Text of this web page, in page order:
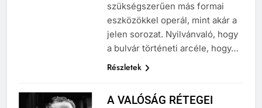
szükségszerűen más formai
eszközökkel operál, mint akár a
jelen sorozat. Nyilvánvaló, hogy
a bulvár történeti arcéle, hogy…
Részletek
A VALÓSÁG RÉTEGEI